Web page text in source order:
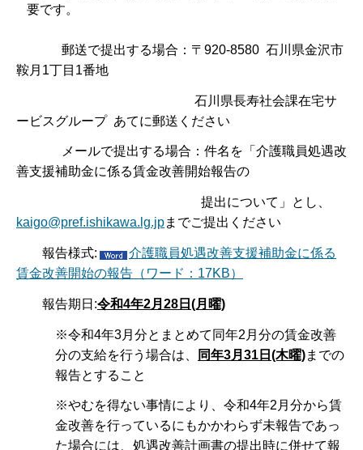
要です。
郵送で提出する場合：〒920-8580 石川県金沢市
鞍月1丁目1番地
石川県長寿社会課在宅サ
ービスグループ あてに郵送ください
メールで提出する場合：件名を「介護職員処遇改
善支援補助金に係る賃金改善開始報告の
提出について」とし、
kaigo@pref.ishikawa.lg.jpまでご提出ください
報告様式:
介護職員処遇改善支援補助金に係る
賃金改善開始の報告（ワード：17KB）
報告期日:令和4年2月28日(月曜)
※令和4年3月分とまとめて同年2月分の賃金改善
分の支給を行う場合は、
同年3月31日(木曜)までの
報告とすること
※やむを得ない事情により、令和4年2月分から賃
金改善を行っているにもかかわらず未報告であっ
た場合には、処遇改善計画書の提出時に併せて報